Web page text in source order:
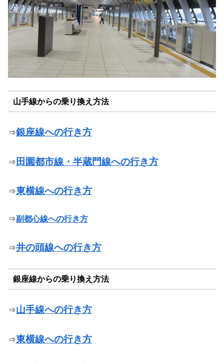
山手線からの乗り換え方法
⇒銀座線への行き方
⇒ 田園都市線・半蔵門線への行き方
⇒東横線への行き方
⇒副都心線への行き方
⇒井の頭線への行き方
銀座線からの乗り換え方法
⇒山手線への行き方
⇒東横線への行き方